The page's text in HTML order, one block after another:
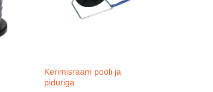
Kerimisraam pooli ja
piduriga